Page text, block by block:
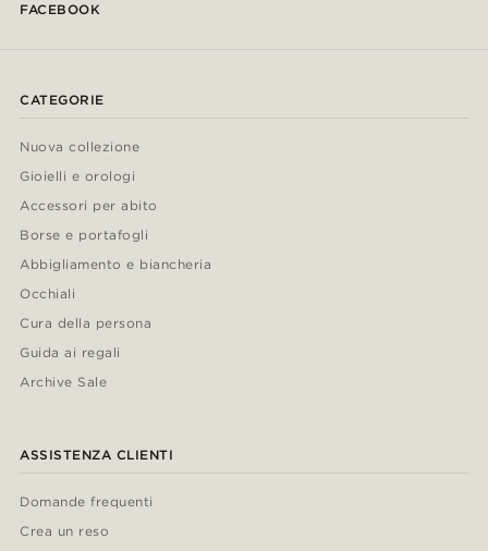
FACEBOOK
CATEGORIE
Nuova collezione
Gioielli e orologi
Accessori per abito
Borse e portafogli
Abbigliamento e biancheria
Occhiali
Cura della persona
Guida ai regali
Archive Sale
ASSISTENZA CLIENTI
Domande frequenti
Crea un reso